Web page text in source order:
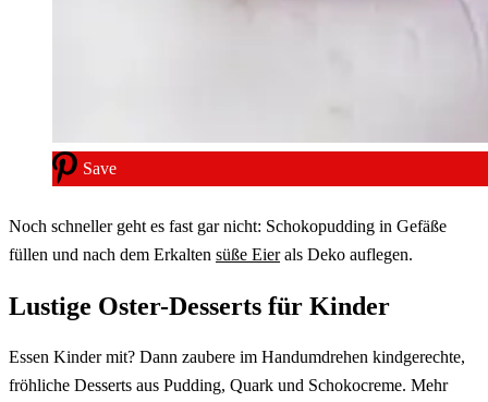
Save
Noch schneller geht es fast gar nicht: Schokopudding in Gefäße
füllen und nach dem Erkalten süße Eierals Deko auflegen.
Lustige Oster-Desserts für Kinder
Essen Kinder mit? Dann zaubere im Handumdrehen kindgerechte,
fröhliche Desserts aus Pudding, Quark und Schokocreme. Mehr